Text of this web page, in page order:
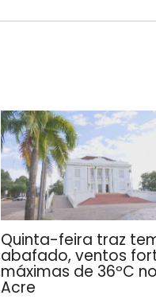
Quinta-feira traz
abafado, ventos
máximas de 36ºC no
Acre